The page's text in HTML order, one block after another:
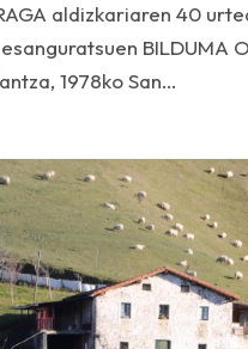
aldizkariaren 40
BILDUMA
1978ko San…